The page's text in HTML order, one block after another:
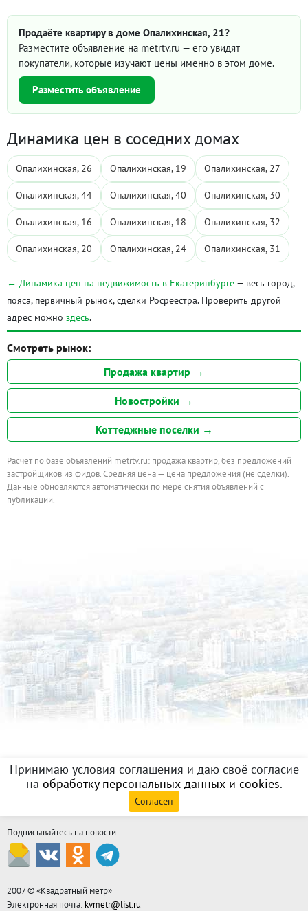
Продаёте квартиру в доме Опалихинская, 21?
Разместите объявление на metrtv.ru — его увидят
покупатели, которые изучают цены именно в этом доме.
Разместить объявление
Динамика цен в соседних домах
Опалихинская, 26 Опалихинская, 19 Опалихинская, 27
Опалихинская, 44 Опалихинская, 40 Опалихинская, 30
Опалихинская, 16 Опалихинская, 18 Опалихинская, 32
Опалихинская, 20 Опалихинская, 24 Опалихинская, 31
← Динамика цен на недвижимость в Екатеринбурге — весь город,
пояса, первичный рынок, сделки Росреестра. Проверить другой
адрес можно здесь.
Смотреть рынок:
Продажа квартир →
Новостройки →
Коттеджные поселки →
Расчёт по базе объявлений metrtv.ru: продажа квартир, без предложений
застройщиков из фидов. Средняя цена — цена предложения (не сделки).
Данные обновляются автоматически по мере снятия объявлений с
публикации.
Принимаю условия соглашения и даю своё согласие
на обработку персональных данных и cookies.
Согласен
Подписывайтесь на новости:
2007 © «Квадратный метр»
Электронная почта: kvmetr@list.ru